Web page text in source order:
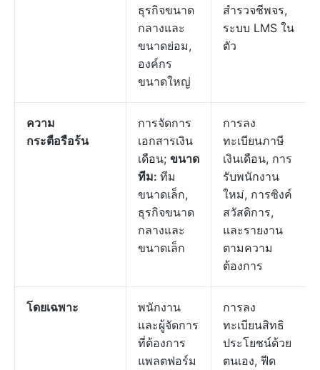
ธุรกิจขนาด
กลางและ
ขนาดย่อม,
องค์กร
ขนาดใหญ่
สำรวจชีพจร,
ระบบ LMS ใน
ตัว
ความ
กระตือรือร้น
การจัดการ
เอกสารเงิน
เดือน; ขนาด
ทีม: ทีม
ขนาดเล็ก,
ธุรกิจขนาด
กลางและ
ขนาดเล็ก
การลง
ทะเบียนภาษี
เงินเดือน, การ
รับพนักงาน
ใหม่, การซิงค์
สวัสดิการ,
และรายงาน
ตามความ
ต้องการ
โดยเฉพาะ
พนักงาน
และผู้จัดการ
ที่ต้องการ
แพลตฟอร์ม
การลง
ทะเบียนสิทธิ
ประโยชน์ด้วย
ตนเอง, ฟีด